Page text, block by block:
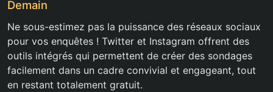
Demain
Ne sous-estimez pas la puissance des réseaux sociaux
pour vos enquêtes ! Twitter et Instagram offrent des
outils intégrés qui permettent de créer des sondages
facilement dans un cadre convivial et engageant, tout
en restant totalement gratuit.